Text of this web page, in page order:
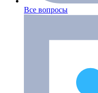
Все вопросы